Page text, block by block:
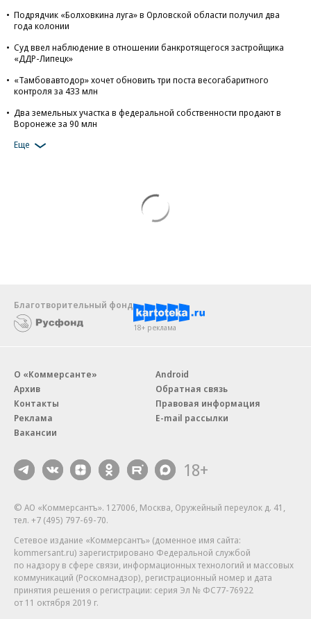
Подрядчик «Болховкина луга» в Орловской области получил два
года колонии
Суд ввел наблюдение в отношении банкротящегося застройщика
«ДДР-Липецк»
«Тамбовавтодор» хочет обновить три поста весогабаритного
контроля за 433 млн
Два земельных участка в федеральной собственности продают в
Воронеже за 90 млн
Еще
Благотворительный фонд
18+ реклама
О «Коммерсанте»
Архив
Контакты
Реклама
Вакансии
Android
Обратная связь
Правовая информация
E-mail рассылки
18+
© АО «Коммерсантъ». 127006, Москва, Оружейный переулок д. 41,
тел. +7 (495) 797-69-70.
Сетевое издание «Коммерсантъ» (доменное имя сайта:
kommersant.ru) зарегистрировано Федеральной службой
по надзору в сфере связи, информационных технологий и массовых
коммуникаций (Роскомнадзор), регистрационный номер и дата
принятия решения о регистрации: серия Эл № ФС77-76922
от 11 октября 2019 г.